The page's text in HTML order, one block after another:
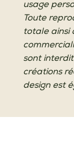
usage
Toute
totale ainsi
sont
créations
design est